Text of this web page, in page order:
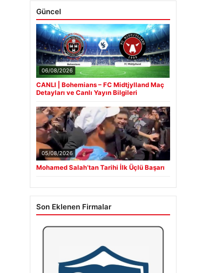
Güncel
06/08/2026
CANLI | Bohemians – FC Midtjylland Maç
Detayları ve Canlı Yayın Bilgileri
05/08/2026
Mohamed Salah’tan Tarihi İlk Üçlü Başarı
Son Eklenen Firmalar